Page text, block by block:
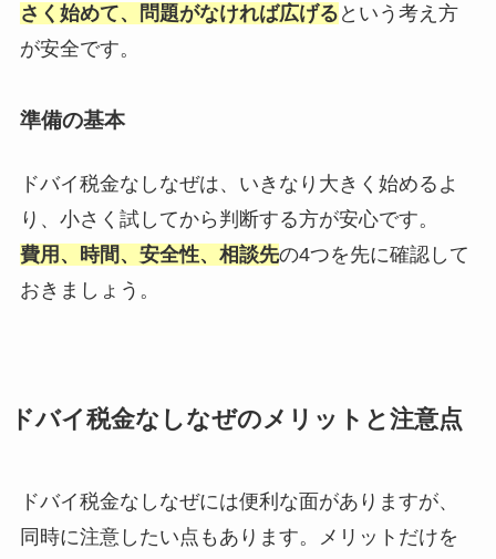
さく始めて、問題がなければ広げる という考え方
が安全です。
準備の基本
ドバイ税金なしなぜは、いきなり大きく始めるよ
り、小さく試してから判断する方が安心です。
費用、時間、安全性、相談先の4つを先に確認して
おきましょう。
ドバイ税金なしなぜのメリットと注意点
ドバイ税金なしなぜには便利な面がありますが、
同時に注意したい点もあります。メリットだけを